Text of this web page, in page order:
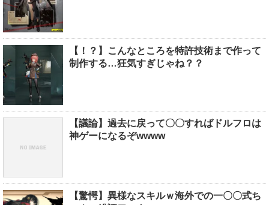
【！？】こんなところを特許技術まで作って
制作する…狂気すぎじゃね？？
【議論】過去に戻って〇〇すればドルフロは
神ゲーになるぞwwww
【驚愕】異様なスキルｗ海外での一〇〇式ち